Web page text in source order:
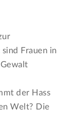
Frauen in
der Hass
Welt? Die